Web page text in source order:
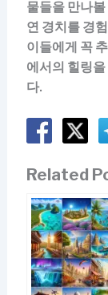
물들을 만나
연 경치를 경
이들에게 꼭
에서의 힐링
다.
Related